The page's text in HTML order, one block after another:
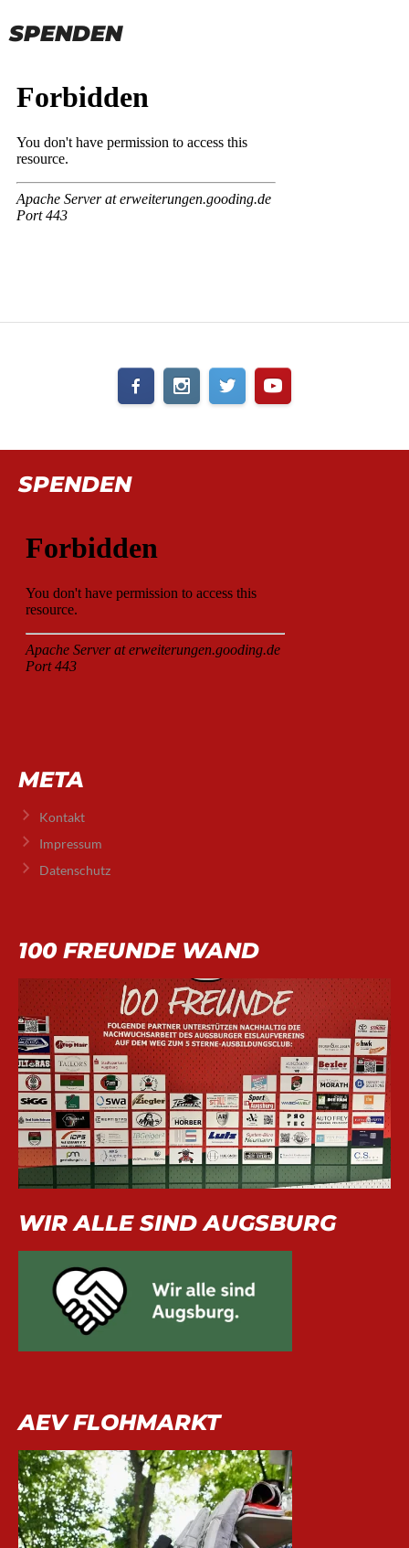
SPENDEN
SPENDEN
META
Kontakt
Impressum
Datenschutz
100 FREUNDE WAND
WIR ALLE SIND AUGSBURG
AEV FLOHMARKT